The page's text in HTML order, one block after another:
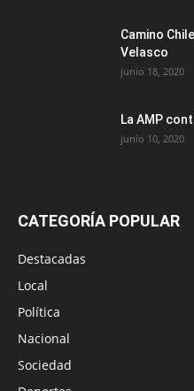
Camino
Velasco
junio 18, 2020
La AMP
junio 10, 2020
CATEGORÍA POPULAR
Destacadas
Local
Política
Nacional
Sociedad